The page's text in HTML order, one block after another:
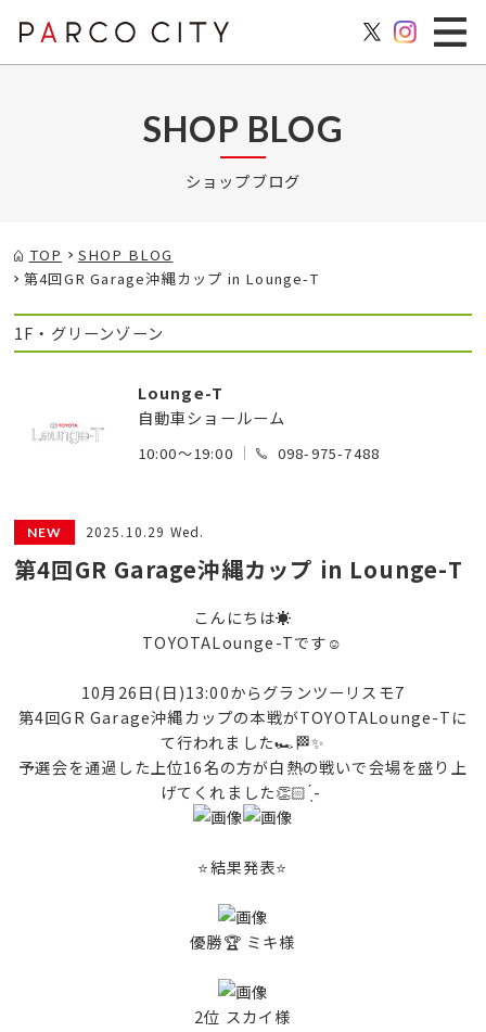
SHOP BLOG
ショップブログ
TOP
SHOP BLOG
第4回GR Garage沖縄カップ in Lounge-T
1F・グリーンゾーン
Lounge-T
自動車ショールーム
10:00～19:00 098-975-7488
2025.10.29 Wed.
第4回GR Garage沖縄カップ in Lounge-T
こんにちは☀️
TOYOTALounge-Tです☺️
10月26日(日)13:00からグランツーリスモ7
第4回GR Garage沖縄カップの本戦がTOYOTALounge-Tに
て行われました🏎🏁✨️
予選会を通過した上位16名の方が白熱の戦いで会場を盛り上
げてくれました👏🏻 ̖́-
⭐️結果発表⭐️
優勝🏆 ミキ様
2位 スカイ様